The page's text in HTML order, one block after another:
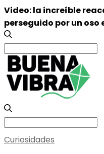
Video: la increíble
perseguido por un oso
Search
for:
Search
Curiosidades